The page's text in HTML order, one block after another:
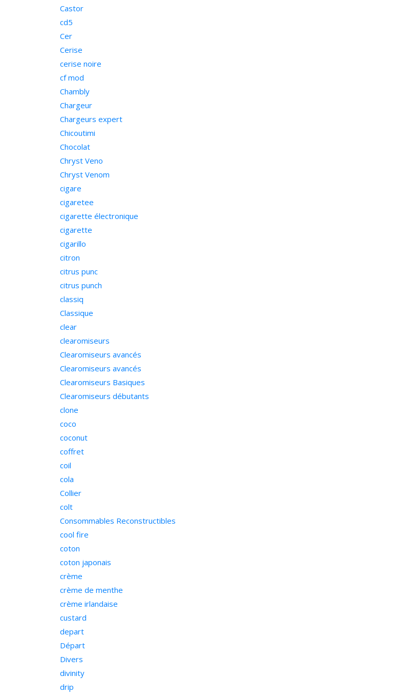
Castor
cd5
Cer
Cerise
cerise noire
cf mod
Chambly
Chargeur
Chargeurs expert
Chicoutimi
Chocolat
Chryst Veno
Chryst Venom
cigare
cigaretee
cigarette électronique
cigarette
cigarillo
citron
citrus punc
citrus punch
classiq
Classique
clear
clearomiseurs
Clearomiseurs avancés
Clearomiseurs avancés
Clearomiseurs Basiques
Clearomiseurs débutants
clone
coco
coconut
coffret
coil
cola
Collier
colt
Consommables Reconstructibles
cool fire
coton
coton japonais
crème
crème de menthe
crème irlandaise
custard
depart
Départ
Divers
divinity
drip